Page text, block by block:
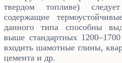
твердом топливе)
содержащие
данного типа способны
выше стандартных
входить шамотные глины,
цемента и др.